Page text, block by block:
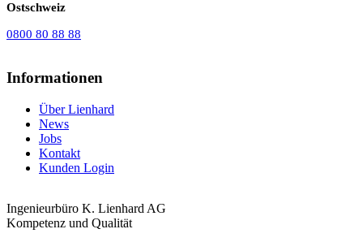
Ostschweiz
0800 80 88 88
Informationen
Über Lienhard
News
Jobs
Kontakt
Kunden Login
Ingenieurbüro K. Lienhard AG
Kompetenz und Qualität